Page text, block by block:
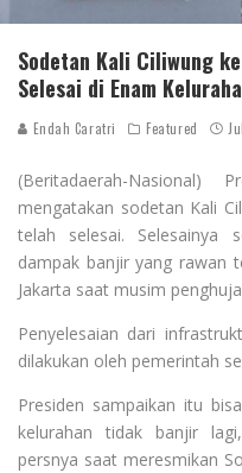
Sodetan Kali Ciliwung
Selesai di Enam
Endah Caratri Featured
(Beritadaerah-Nasional)
mengatakan sodetan Kali
telah selesai. Selesainya
dampak banjir yang rawan
Jakarta saat musim
Penyelesaian dari
dilakukan oleh pemerintah
Presiden sampaikan itu
kelurahan tidak banjir
persnya saat meresmikan